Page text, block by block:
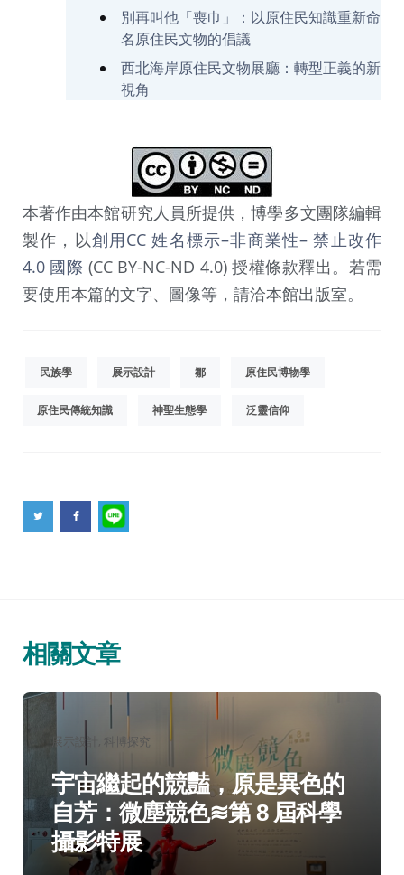
別再叫他「喪巾」：以原住民知識重新命
名原住民文物的倡議
西北海岸原住民文物展廳：轉型正義的新
視角
本著作由本館研究人員所提供，博學多文團隊編輯
製作，以創用CC 姓名標示–非商業性– 禁止改作
4.0 國際 (CC BY-NC-ND 4.0) 授權條款釋出。若需
要使用本篇的文字、圖像等，請洽本館出版室。
民族學 展示設計 鄒 原住民博物學
原住民傳統知識 神聖生態學 泛靈信仰
相關文章
分展示設計 科博探究
宇宙繼起的競豔，原是異色的
自芳：微塵競色≋第 8 屆科學
攝影特展